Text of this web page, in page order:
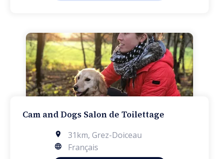
Cam and Dogs Salon de Toilettage
31km, Grez-Doiceau
Français